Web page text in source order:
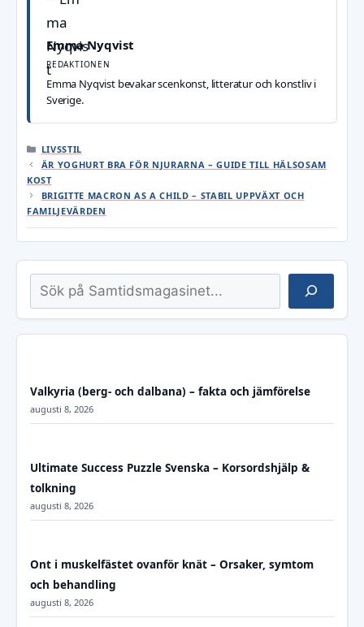
Emma Nyqvist
REDAKTIONEN
Emma Nyqvist bevakar scenkonst, litteratur och konstliv i
Sverige.
KATEGORIER
LIVSSTIL
ÄR YOGHURT BRA FÖR NJURARNA – GUIDE TILL HÄLSOSAM
KOST
BRIGITTE MACRON AS A CHILD – STABIL UPPVÄXT OCH
FAMILJEVÄRDEN
Sök
Valkyria (berg- och dalbana) – fakta och jämförelse
augusti 8, 2026
Ultimate Success Puzzle Svenska – Korsordshjälp &
tolkning
augusti 8, 2026
Ont i muskelfästet ovanför knät – Orsaker, symtom
och behandling
augusti 8, 2026